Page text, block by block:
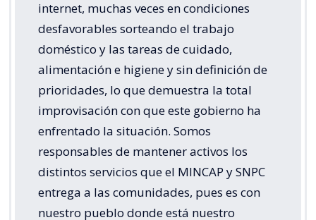
internet, muchas veces en condiciones
desfavorables sorteando el trabajo
doméstico y las tareas de cuidado,
alimentación e higiene y sin definición de
prioridades, lo que demuestra la total
improvisación con que este gobierno ha
enfrentado la situación. Somos
responsables de mantener activos los
distintos servicios que el MINCAP y SNPC
entrega a las comunidades, pues es con
nuestro pueblo donde está nuestro